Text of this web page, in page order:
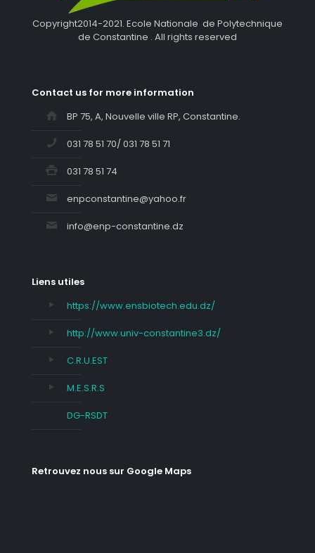
Copyright2014-2021. Ecole Nationale de Polytechnique
de Constantine . All rights reserved
Contact us for more information
BP 75, A, Nouvelle ville RP, Constantine.
031 78 51 70/ 031 78 51 71
031 78 51 74
enpconstantine@yahoo.fr
info@enp-constantine.dz
Liens utiles
https://www.ensbiotech.edu.dz/
http://www.univ-constantine3.dz/
C.R.U.EST
M.E.S.R.S
DG-RSDT
Retrouvez nous sur Google Maps